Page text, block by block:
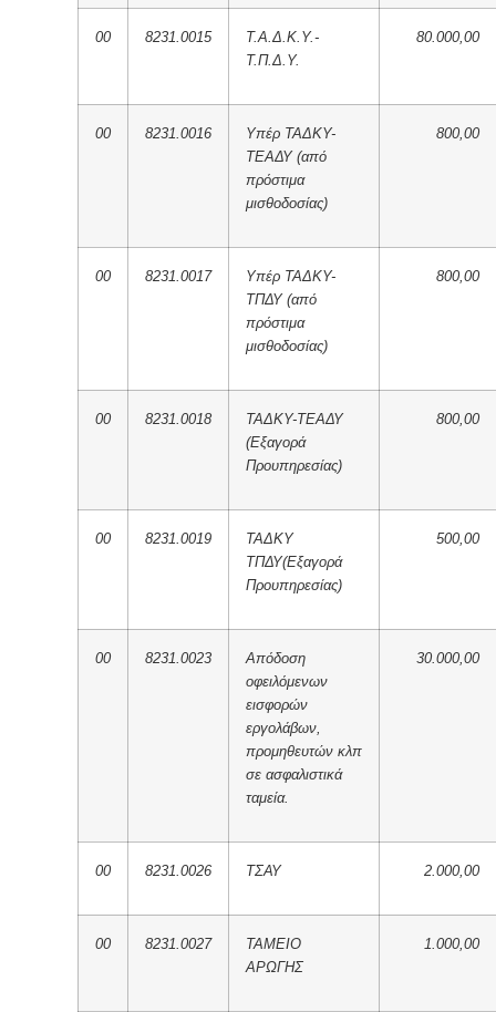
00 8231.0015
Τ.Α.Δ.Κ.Υ.-
Τ.Π.Δ.Υ.
80.000,00
00 8231.0016
Υπέρ ΤΑΔΚΥ-
ΤΕΑΔΥ (από
πρόστιμα
μισθοδοσίας)
800,00
00 8231.0017
Υπέρ ΤΑΔΚΥ-
ΤΠΔΥ (από
πρόστιμα
μισθοδοσίας)
800,00
00 8231.0018
ΤΑΔΚΥ-ΤΕΑΔΥ
(Εξαγορά
Προυπηρεσίας)
800,00
00 8231.0019
ΤΑΔΚΥ
ΤΠΔΥ(Εξαγορά
Προυπηρεσίας)
500,00
00 8231.0023
Απόδοση
οφειλόμενων
εισφορών
εργολάβων,
προμηθευτών κλπ
σε ασφαλιστικά
ταμεία.
30.000,00
00 8231.0026 ΤΣΑΥ 2.000,00
00 8231.0027
ΤΑΜΕΙΟ
ΑΡΩΓΗΣ
1.000,00